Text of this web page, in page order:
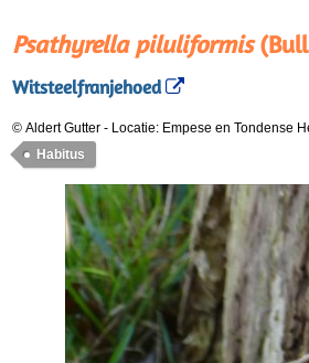
Psathyrella piluliformis
Witsteelfranjehoed
© Aldert Gutter - Locatie: Empese en Tondense
Habitus